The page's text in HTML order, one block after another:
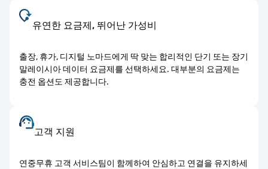
유연한 요금제, 뛰어난 가성비
출장, 휴가, 디지털 노마드에게 딱 맞는 합리적인 단기 또는 장기
말레이시아 데이터 요금제를 선택하세요. 대부분의 요금제는
충전 옵션도 제공합니다.
고객 지원
연중무휴 고객 서비스팀이 함께하여 안심하고 연결을 유지하세